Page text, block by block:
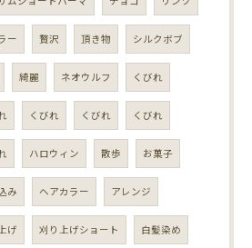
ー 贅沢 頂き物 シルクボブ
綺麗 ネオウルフ くびれ
くびれ くびれ くびれ
ハロウィン 散歩 お菓子
み ヘアカラー アレンジ
げ 刈り上げショート 白髪染め